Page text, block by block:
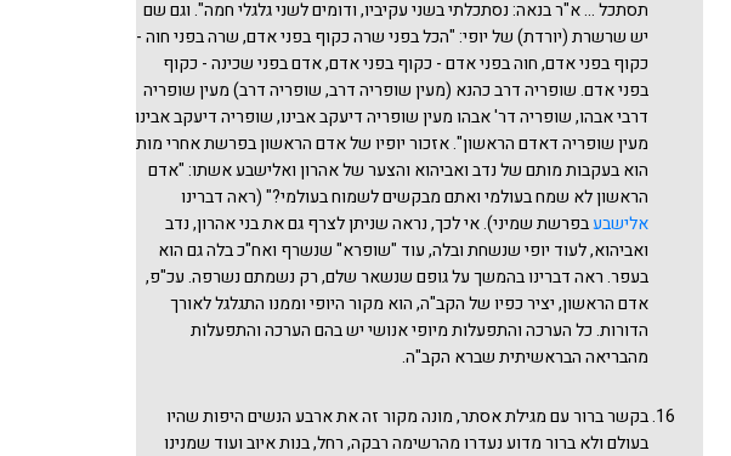
תסתכל ... א"ר בנאה: נסתכלתי בשני עקיביו, ודומים לשני גלגלי חמה". וגם שם
יש שרשרת (יורדת) של יופי: "הכל בפני שרה כקוף בפני אדם, שרה בפני חוה -
כקוף בפני אדם, חוה בפני אדם - כקוף בפני אדם, אדם בפני שכינה - כקוף
בפני אדם. שופריה דרב כהנא (מעין שופריה דרב, שופריה דרב) מעין שופריה
דרבי אבהו, שופריה דר' אבהו מעין שופריה דיעקב אבינו, שופריה דיעקב אבינו
מעין שופריה דאדם הראשון". אזכור יופיו של אדם הראשון בפרשת אחרי מות
הוא בעקבות מותם של נדב ואביהוא והצער של אהרון ואלישבע אשתו: "אדם
הראשון לא שמח בעולמי ואתם מבקשים לשמוח בעולמי?" (ראה דברינו
אלישבעבפרשת שמיני). אי לכך, נראה שניתן לצרף גם את בני אהרון, נדב
ואביהוא, לעוד יופי שנשחת ובלה, עוד "שופרא" שנשרף ואח"כ בלה גם הוא
בעפר. ראה דברינו בהמשך על גופם שנשאר שלם, רק נשמתם נשרפה. עכ"פ,
אדם הראשון, יציר כפיו של הקב"ה, הוא מקור היופי וממנו התגלגל לאורך
הדורות. כל הערכה והתפעלות מיופי אנושי יש בהם הערכה והתפעלות
מהבריאה הבראשיתית שברא הקב"ה.
בקשר ברור עם מגילת אסתר, מונה מקור זה את ארבע הנשים היפות שהיו
בעולם ולא ברור מדוע נעדרו מהרשימה רבקה, רחל, בנות איוב ועוד שמנינו